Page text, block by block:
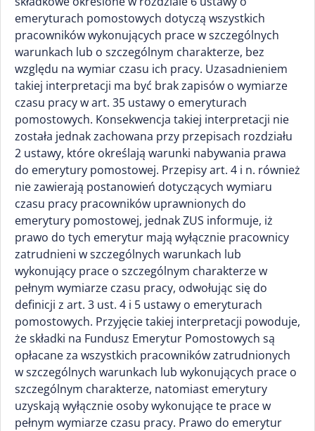
emeryturach pomostowych dotyczą wszystkich
pracowników wykonujących prace w szczególnych
warunkach lub o szczególnym charakterze, bez
względu na wymiar czasu ich pracy. Uzasadnieniem
takiej interpretacji ma być brak zapisów o wymiarze
czasu pracy w art. 35 ustawy o emeryturach
pomostowych. Konsekwencja takiej interpretacji nie
została jednak zachowana przy przepisach rozdziału
2 ustawy, które określają warunki nabywania prawa
do emerytury pomostowej. Przepisy art. 4 i n. również
nie zawierają postanowień dotyczących wymiaru
czasu pracy pracowników uprawnionych do
emerytury pomostowej, jednak ZUS informuje, iż
prawo do tych emerytur mają wyłącznie pracownicy
zatrudnieni w szczególnych warunkach lub
wykonujący prace o szczególnym charakterze w
pełnym wymiarze czasu pracy, odwołując się do
definicji z art. 3 ust. 4 i 5 ustawy o emeryturach
pomostowych. Przyjęcie takiej interpretacji powoduje,
że składki na Fundusz Emerytur Pomostowych są
opłacane za wszystkich pracowników zatrudnionych
w szczególnych warunkach lub wykonujących prace o
szczególnym charakterze, natomiast emerytury
uzyskają wyłącznie osoby wykonujące te prace w
pełnym wymiarze czasu pracy. Prawo do emerytur